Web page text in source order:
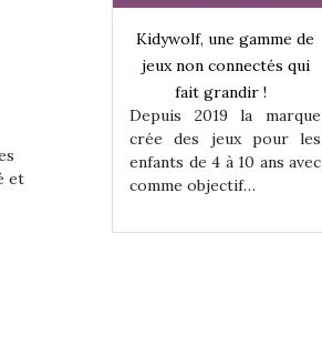
et
ans avec
Kidywolf, une gamme de
jeux non connectés qui
fait grandir !
Depuis 2019 la marque
crée des jeux pour les
enfants de 4 à 10 ans avec
comme objectif…